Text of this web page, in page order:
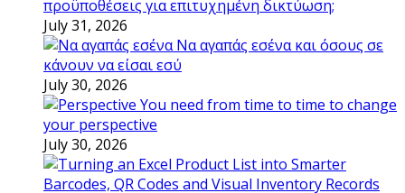
προϋποθέσεις για επιτυχημένη δικτύωση;
July 31, 2026
Να αγαπάς εσένα και όσους σε
κάνουν να είσαι εσύ
July 30, 2026
You need from time to time to change
your perspective
July 30, 2026